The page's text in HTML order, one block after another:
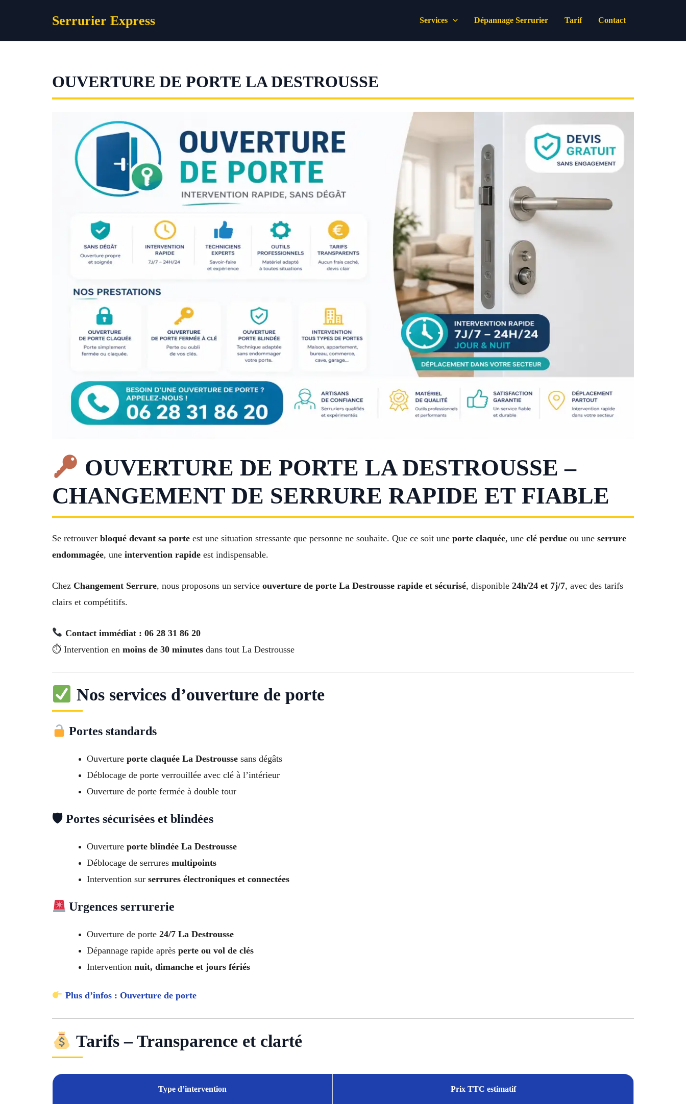
Serrurier Express Services Dépannage Serrurier Tarif Contact
OUVERTURE DE PORTE LA DESTROUSSE
OUVERTURE DE PORTE LA DESTROUSSE –
CHANGEMENT DE SERRURE RAPIDE ET FIABLE
Se retrouver bloqué devant sa porte est une situation stressante que personne ne souhaite. Que ce soit une porte claquée, une clé perdue ou une serrure
endommagée, une intervention rapide est indispensable.
Chez Changement Serrure, nous proposons un service ouverture de porte La Destrousse rapide et sécurisé, disponible 24h/24 et 7j/7, avec des tarifs
clairs et compétitifs.
Contact immédiat : 06 28 31 86 20
⏱ Intervention en moins de 30 minutes dans tout La Destrousse
Nos services d’ouverture de porte
Portes standards
Ouverture porte claquée La Destrousse sans dégâts
Déblocage de porte verrouillée avec clé à l’intérieur
Ouverture de porte fermée à double tour
🛡 Portes sécurisées et blindées
Ouverture porte blindée La Destrousse
Déblocage de serrures multipoints
Intervention sur serrures électroniques et connectées
Urgences serrurerie
Ouverture de porte 24/7 La Destrousse
Dépannage rapide après perte ou vol de clés
Intervention nuit, dimanche et jours fériés
Plus d’infos : Ouverture de porte
Tarifs – Transparence et clarté
Type d’intervention Prix TTC estimatif